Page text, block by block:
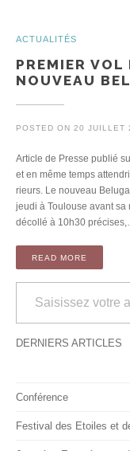
ACTUALITÉS
PREMIER
NOUVEAU
POSTED ON 20 JUILLET
Article de Presse publié
et en même temps
rieurs. Le nouveau
jeudi à Toulouse avant sa
décollé à 10h30
READ MORE
Saisissez votre
DERNIERS ARTICLES
Conférence
Festival des Etoiles et